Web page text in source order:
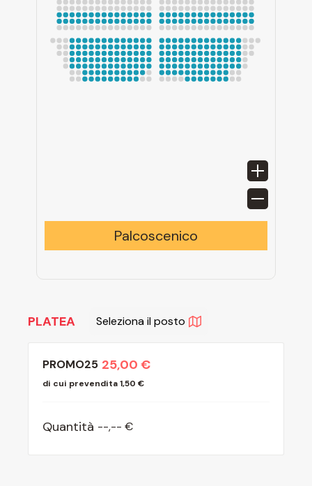
Palcoscenico
PLATEA Seleziona il posto
PROMO25 25,00 €
di cui prevendita 1,50 €
Quantità --,-- €